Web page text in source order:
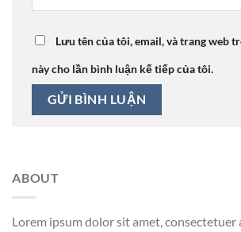
Lưu tên của tôi, email, và trang web
này cho lần bình luận kế tiếp của tôi.
ABOUT
Lorem ipsum dolor sit amet, consectetuer